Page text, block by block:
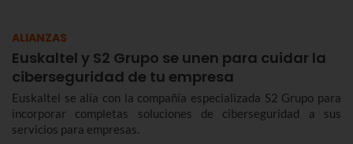
ALIANZAS
Euskaltel y S2 Grupo se unen para cuidar la
ciberseguridad de tu empresa
Euskaltel se alía con la compañía especializada S2 Grupo para
incorporar completas soluciones de ciberseguridad a sus
servicios para empresas.